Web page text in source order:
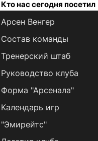
Кто нас сегодня посетил
Арсен Венгер
Состав команды
Тренерский штаб
Руководство клуба
Форма "Арсенала"
Календарь игр
"Эмирейтс"